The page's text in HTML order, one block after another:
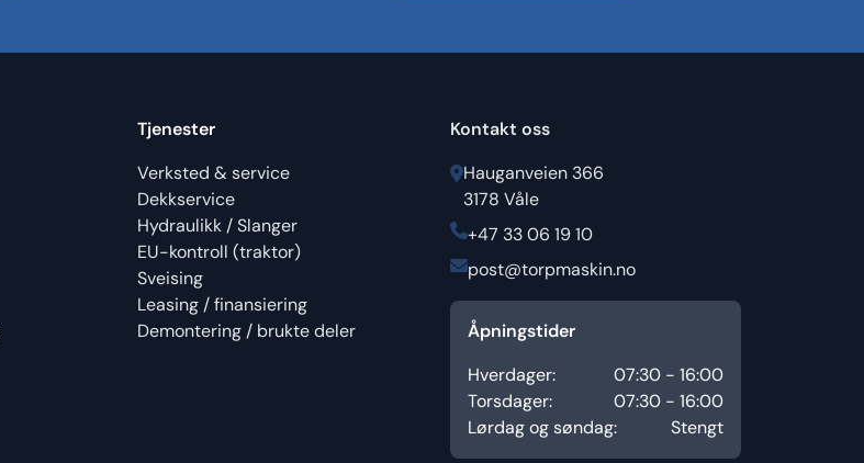
Tjenester
Verksted & service
Dekkservice
Hydraulikk / Slanger
EU-kontroll (traktor)
Sveising
Leasing / finansiering
Demontering / brukte deler
Kontakt oss
Hauganveien 366
3178 Våle
+47 33 06 19 10
post@torpmaskin.no
Åpningstider
Hverdager:
07:30 - 16:00
Torsdager:
07:30 - 16:00
Lørdag og søndag:
Stengt